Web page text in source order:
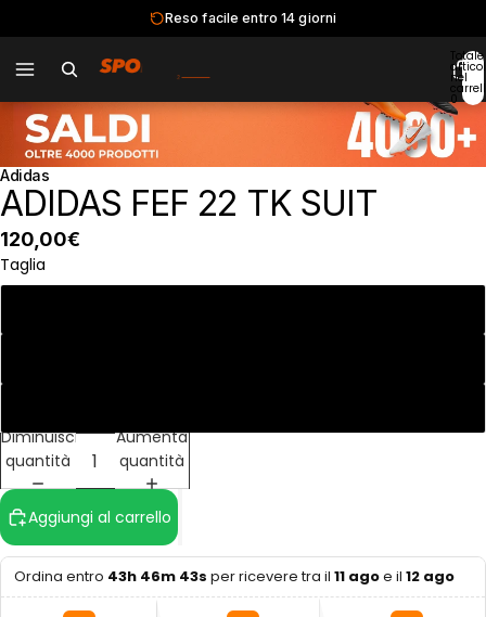
Reso facile entro 14 giorni
Dal1982· Roma e Acilia
Totale
nel
0
Adidas
ADIDAS FEF 22 TK SUIT
120,00€
Taglia
Diminuisci
quantità
Aumenta
quantità
Aggiungi al carrello
Ordina entro 43h 46m 42s per ricevere tra il 11 agoe il 12 ago